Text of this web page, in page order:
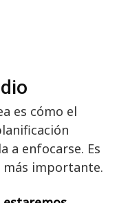
es cómo el
a enfocarse. Es
más importante.